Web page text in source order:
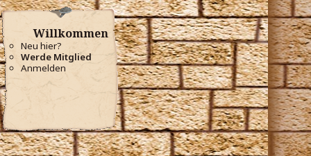
Willkommen
Neu hier?
Werde Mitglied
Anmelden